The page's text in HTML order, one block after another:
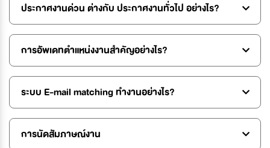
ประกาศงานด่วน ต่างกับ ประกาศงานทั่วไป อย่างไร?
การอัพเดทตำแหน่งงานสำคัญอย่างไร?
ระบบ E-mail matching ทำงานอย่างไร?
การนัดสัมภาษณ์งาน